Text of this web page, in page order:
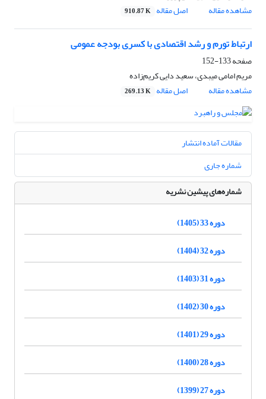
مشاهده مقاله
اصل مقاله 910.87 K
ارتباط تورم و رشد اقتصادی با کسری بودجه عمومی
صفحه133-152
مریم امامی میبدی، سعید دایی کریم‌زاده
مشاهده مقاله
اصل مقاله 269.13 K
مقالات آماده انتشار
شماره جاری
شماره‌های پیشین نشریه
دوره 33 (1405)
دوره 32 (1404)
دوره 31 (1403)
دوره 30 (1402)
دوره 29 (1401)
دوره 28 (1400)
دوره 27 (1399)